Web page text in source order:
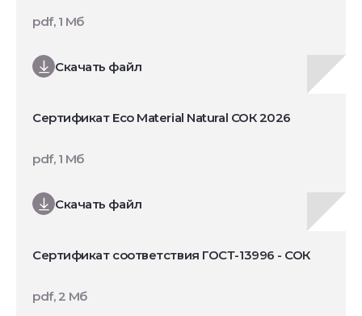
Скачать файл
pdf, 1 Мб
Сертификат Eco Material Natural СОК 2026
Скачать файл
pdf, 1 Мб
Сертификат соответствия ГОСТ-13996 - СОК
pdf, 2 Мб